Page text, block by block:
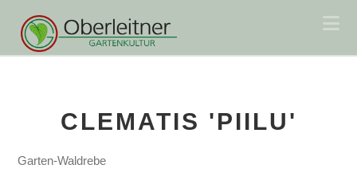
CLEMATIS 'PIILU'
Garten-Waldrebe